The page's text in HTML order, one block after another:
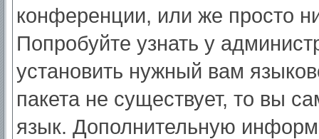
конференции, или же просто
Попробуйте узнать у
установить нужный вам
пакета не существует, то вы
язык. Дополнительную